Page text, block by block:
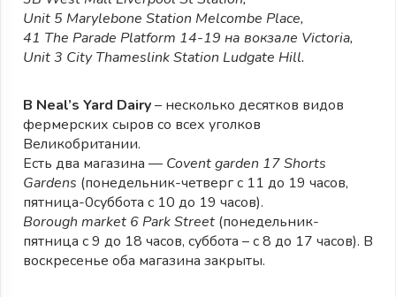
Unit 5 Marylebone Station Melcombe Place,
41 The Parade Platform 14-19 на вокзале Victoria,
Unit 3 City Thameslink Station Ludgate Hill.
В Neal’s Yard Dairy– несколько десятков видов
фермерских сыров со всех уголков
Великобритании.
Есть два магазина — Covent garden 17 Shorts
Gardens (понедельник-четверг с 11 до 19 часов,
пятница-0суббота с 10 до 19 часов).
Borough market 6 Park Street (понедельник-
пятница с 9 до 18 часов, суббота – с 8 до 17 часов). В
воскресенье оба магазина закрыты.